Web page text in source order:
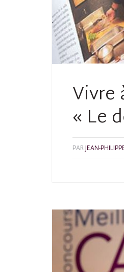
Vivre
« Le
PARJEAN-